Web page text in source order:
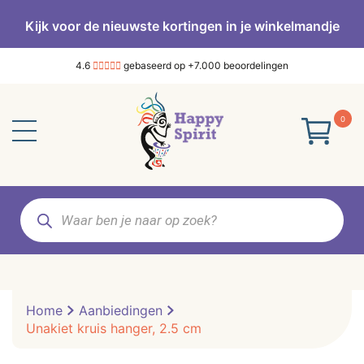
Kijk voor de nieuwste kortingen in je winkelmandje
4.6 gebaseerd op +7.000 beoordelingen
0
Producten
zoeken
Home
Aanbiedingen
Unakiet kruis hanger, 2.5 cm